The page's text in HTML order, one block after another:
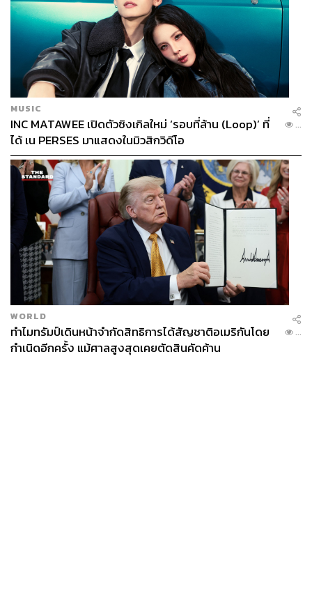
MUSIC
INC MATAWEE เปิดตัวซิงเกิลใหม่ ‘รอบที่ล้าน (Loop)’ ที่
ได้ เน PERSES มาแสดงในมิวสิกวิดีโอ
...
WORLD
ทำไมทรัมป์เดินหน้าจำกัดสิทธิการได้สัญชาติอเมริกันโดย
กำเนิดอีกครั้ง แม้ศาลสูงสุดเคยตัดสินคัดค้าน
...